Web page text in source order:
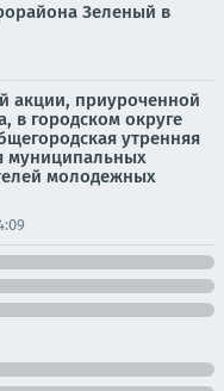
Зеленый в
акции, приуроченной
в городском округе
утренняя
муниципальных
молодежных